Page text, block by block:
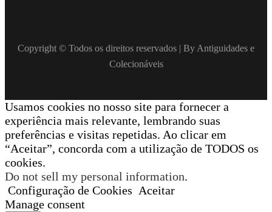
Copyright © Todos os direitos reservados | By Antiguidades e
Colecionáveis
Usamos cookies no nosso site para fornecer a
experiência mais relevante, lembrando suas
preferências e visitas repetidas. Ao clicar em
“Aceitar”, concorda com a utilização de TODOS os
cookies.
Do not sell my personal information.
Configuração de Cookies Aceitar
Manage consent